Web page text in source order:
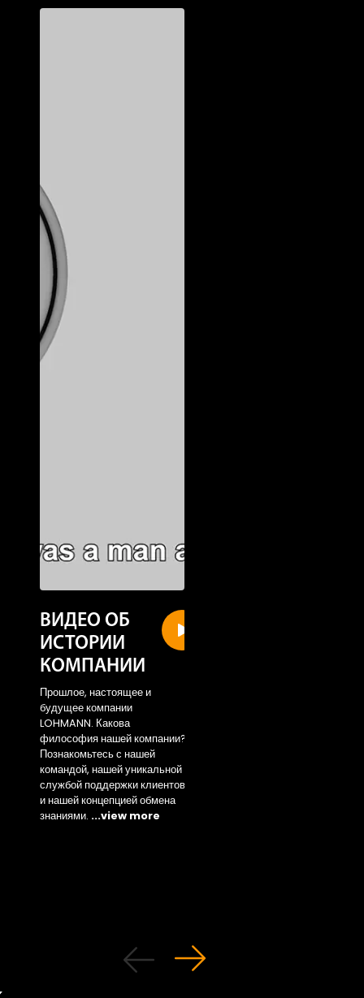
ВИДЕО ОБ
ИСТОРИИ
КОМПАНИИ
Прошлое, настоящее и
будущее компании
LOHMANN. Какова
философия нашей компании?
Познакомьтесь с нашей
командой, нашей уникальной
службой поддержки клиентов
и нашей концепцией обмена
знаниями. ...view more